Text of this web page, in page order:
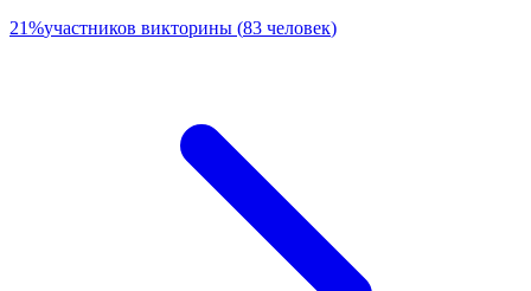
21%участников викторины (83 человек)